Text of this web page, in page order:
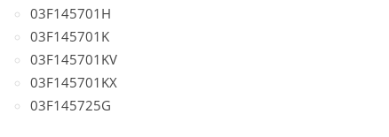
03F145701H
03F145701K
03F145701KV
03F145701KX
03F145725G